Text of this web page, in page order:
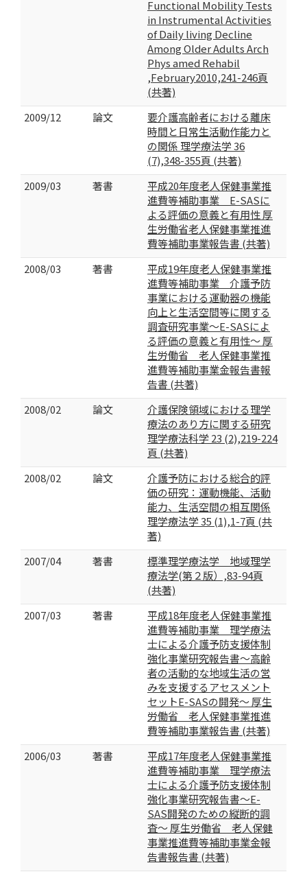
Functional Mobility Tests
in Instrumental Activities
of Daily living Decline
Among Older Adults Arch
Phys amed Rehabil
,February2010,241-246頁
(共著)
2009/12
論文
要介護高齢者における離床
時間と日常生活動作能力と
の関係 理学療法学 36
(7),348-355頁 (共著)
2009/03
著書
平成20年度老人保健事業推
進費等補助事業 E-SASに
よる評価の意義と有用性 厚
生労働省老人保健事業推進
費等補助事業報告書 (共著)
2008/03
著書
平成19年度老人保健事業推
進費等補助事業 介護予防
事業における運動器の機能
向上と生活空間等に関する
調査研究事業～E-SASによ
る評価の意義と有用性～ 厚
生労働省 老人保健事業推
進費等補助事業金報告書報
告書 (共著)
2008/02
論文
介護保険領域における理学
療法のあり方に関する研究
理学療法科学 23 (2),219-224
頁 (共著)
2008/02
論文
介護予防における総合的評
価の研究：運動機能、活動
能力、生活空間の相互関係
理学療法学 35 (1),1-7頁 (共
著)
2007/04
著書
標準理学療法学 地域理学
療法学(第２版）,83-94頁
(共著)
2007/03
著書
平成18年度老人保健事業推
進費等補助事業 理学療法
士による介護予防支援体制
強化事業研究報告書～高齢
者の活動的な地域生活の営
みを支援するアセスメント
セットE-SASの開発～ 厚生
労働省 老人保健事業推進
費等補助事業報告書 (共著)
2006/03
著書
平成17年度老人保健事業推
進費等補助事業 理学療法
士による介護予防支援体制
強化事業研究報告書～E-
SAS開発のための縦断的調
査～ 厚生労働省 老人保健
事業推進費等補助事業金報
告書報告書 (共著)